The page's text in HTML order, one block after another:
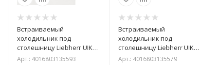
Встраиваемый
холодильник под
столешницу Liebherr UIKP
1554-26 001
Арт.: 4016803135593
Встраиваемый
холодильник под
столешницу Liebherr UIKP
1550-26 001
Арт.: 4016803135579